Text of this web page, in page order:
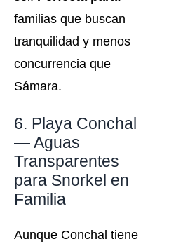
familias que buscan
tranquilidad y menos
concurrencia que
Sámara.
6. Playa Conchal
— Aguas
Transparentes
para Snorkel en
Familia
Aunque Conchal tiene